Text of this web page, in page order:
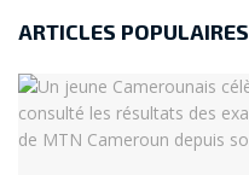
ARTICLES POPULAIRES